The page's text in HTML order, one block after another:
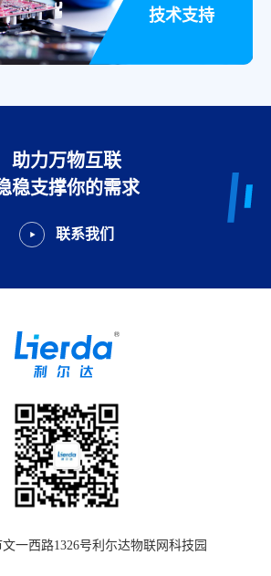
技术支持
助力万物互联
稳支撑你的需求
联系我们
一西路1326号利尓达物联网科技园